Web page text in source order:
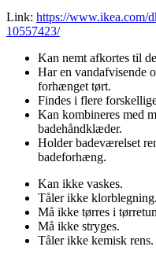
Link: https://www.ikea.com/
10557423/
Kan nemt afkortes til
Har en vandafvisende
forhænget tørt.
Findes i flere
Kan kombineres med
badehåndklæder.
Holder badeværelset
badeforhæng.
Kan ikke vaskes.
Tåler ikke klorblegning.
Må ikke tørres i
Må ikke stryges.
Tåler ikke kemisk rens.